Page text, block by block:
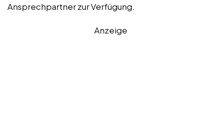
Ansprechpartner zur Verfügung.
Anzeige